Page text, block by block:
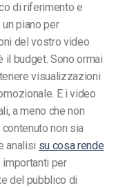
di riferimento e
piano per
del vostro video
il budget. Sono ormai
visualizzazioni
E i video
a meno che non
non sia
analisi su cosa rende
per
del pubblico di